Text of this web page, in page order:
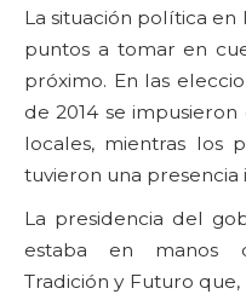
La situación política
puntos a tomar en
próximo. En las
de 2014 se
locales, mientras los
tuvieron una presencia
La presidencia del
estaba en manos
Tradición y Futuro